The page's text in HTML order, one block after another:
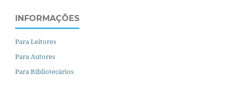
INFORMAÇÕES
Para Leitores
Para Autores
Para Bibliotecários